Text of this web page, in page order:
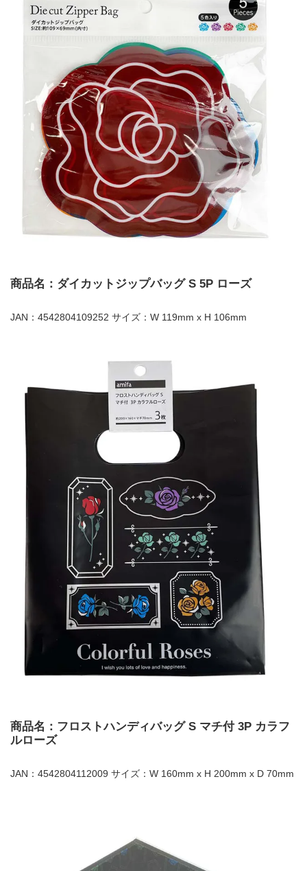
商品名：ダイカットジップバッグ S 5P ローズ
JAN：4542804109252 サイズ：W 119mm x H 106mm
商品名：フロストハンディバッグ S マチ付 3P カラフ
ルローズ
JAN：4542804112009 サイズ：W 160mm x H 200mm x D 70mm